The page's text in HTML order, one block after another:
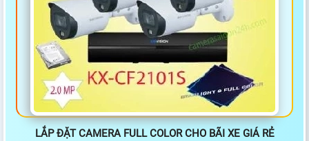
LẮP ĐẶT CAMERA FULL COLOR CHO BÃI XE GIÁ RẺ